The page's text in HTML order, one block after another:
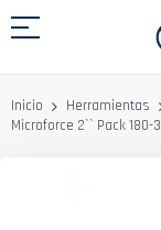
al
Inicio Herramientas
Microforce 2`` Pack 180-